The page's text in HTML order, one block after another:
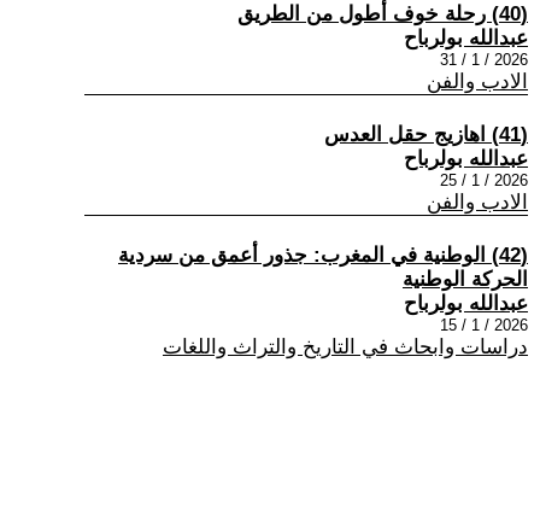
(40) رحلة خوف أطول من الطريق
عبدالله بولرباح
2026 / 1 / 31
الادب والفن
(41) اهازيج حقل العدس
عبدالله بولرباح
2026 / 1 / 25
الادب والفن
(42) الوطنية في المغرب: جذور أعمق من سردية
الحركة الوطنية
عبدالله بولرباح
2026 / 1 / 15
دراسات وابحاث في التاريخ والتراث واللغات